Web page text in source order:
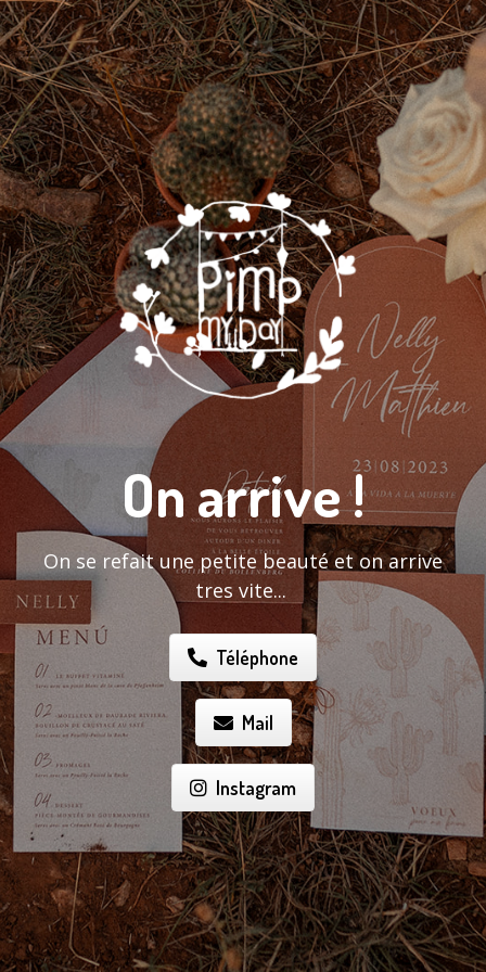
On arrive !
On se refait une petite beauté et on arrive
tres vite...
Téléphone
Mail
Instagram